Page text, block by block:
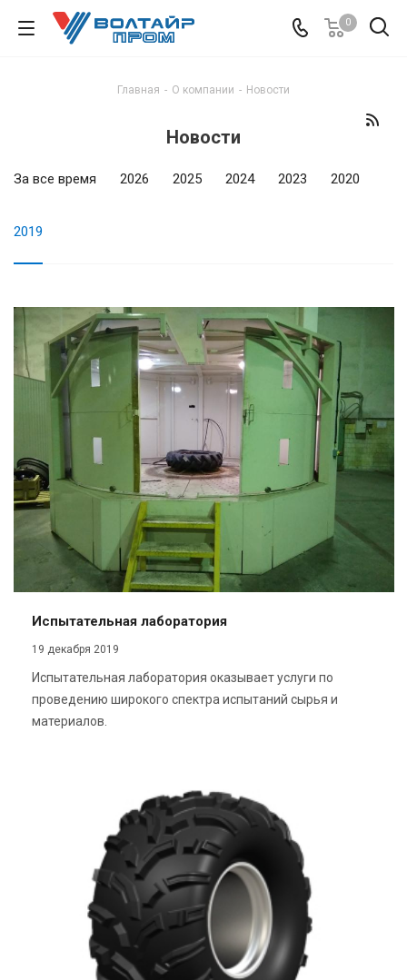
0
Главная - О компании - Новости
Новости
За все время 2026 2025 2024 2023 2020
2019
Испытательная лаборатория
19 декабря 2019
Испытательная лаборатория оказывает услуги по
проведению широкого спектра испытаний сырья и
материалов.